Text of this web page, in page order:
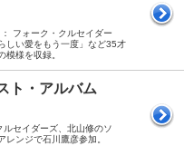
フォーク・クルセイダー
しい愛をもう一度」など35才
模様を収録。
ト・アルバム
ルセイダーズ、北山修のソ
レンジで石川鷹彦参加。